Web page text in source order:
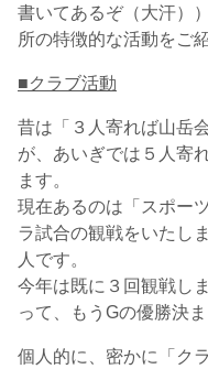
書いてあるぞ（大汗）
所の特徴的な活動をご
■クラブ活動
昔は「３人寄れば山岳
が、あいぎでは５人寄
ます。
現在あるのは「スポー
ラ試合の観戦をいたし
人です。
今年は既に３回観戦し
って、もうGの優勝決
個人的に、密かに「ク